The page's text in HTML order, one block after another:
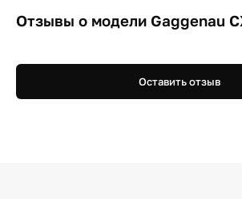
Отзывы о модели Gaggenau
Оставить отзыв